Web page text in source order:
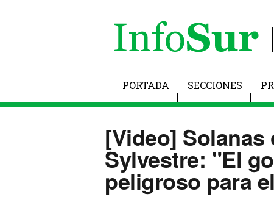
PORTADA SECCIONES
[Video] Solanas
Sylvestre: "El
peligroso para